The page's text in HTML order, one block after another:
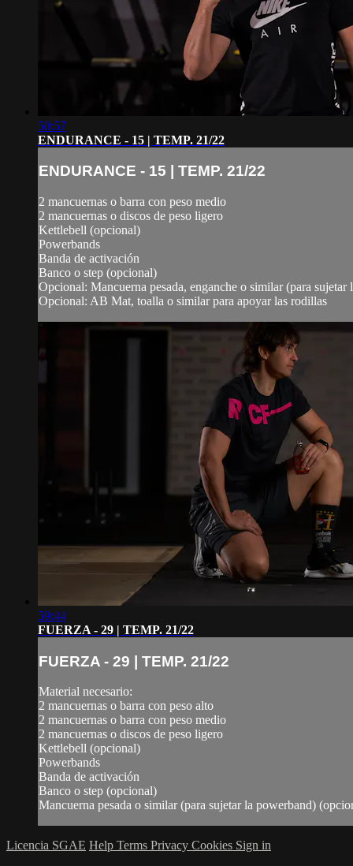
50:57
ENDURANCE - 15 | TEMP. 21/22
ENDURANCE - 15 | TEMP. 21/22
2 mancuernas o barra con peso medio
2 mancuernas o discos de peso ligero
Kettlebell (opcional)
Powerbands
Banda de activación
Banco o step (opcional)
Opcional: Mancuerna pesada, enganche o similar (para sujetar
Opcional: AB Mat, toalla o similar para apoyar las rodillas
59:44
FUERZA - 29 | TEMP. 21/22
FUERZA - 29 | TEMP. 21/22
Material necesario:
2 mancuernas o barra con peso alto
2 mancuernas o barra con peso medio
2 mancuernas o discos de peso ligero
Kettlebell (opcional)
Powerbands
Banda de activación
Banco o step (opcional)
Mancuerna pesada o similar (para sujetar la powerband)
Licencia SGAE Help Terms Privacy Cookies Sign in